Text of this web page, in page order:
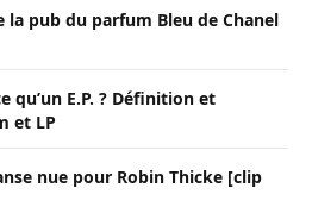
pub du parfum Bleu de Chanel
qu’un E.P. ? Définition et
et LP
nue pour Robin Thicke [clip